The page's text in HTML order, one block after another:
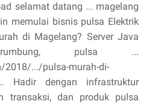
selamat datang ... magelang
memulai bisnis pulsa Elektrik
di Magelang? Server Java
pulsa ...
.../pulsa-murah-di-
Hadir dengan infrastruktur
transaksi, dan produk pulsa